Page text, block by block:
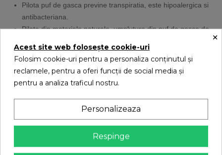
Pilota puf de gasca previne transpiratia, este hipoalergica si
antibacteriana.
Pilota din materiale naturale, umplutura din puf de gasca de
usoara si confortabila, cea mai buna alegere pentru noptile
friguroase de iarna.
Prezinta un confort termic foarte ridicat si o atingere extrem
Pilota este umpluta cu puf de gasca selectionat, desprafuite
Pilota este casetata, prezinta intarituri pe margini. Pilota
Proprietati ale pufului de gasca : foarte fin, mai calduros
×
Acest site web folosește cookie-uri
Folosim cookie-uri pentru a personaliza conținutul și
reclamele, pentru a oferi funcții de social media și
pentru a analiza traficul nostru.
Personalizeaza
Respinge